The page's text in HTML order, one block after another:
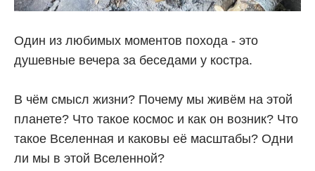
Один из любимых моментов похода - это
душевные вечера за беседами у костра.
В чём смысл жизни? Почему мы живём на этой
планете? Что такое космос и как он возник? Что
такое Вселенная и каковы её масштабы? Одни
ли мы в этой Вселенной?